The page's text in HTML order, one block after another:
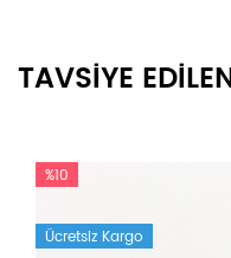
TAVSİYE
%10
Ücretsiz Kargo